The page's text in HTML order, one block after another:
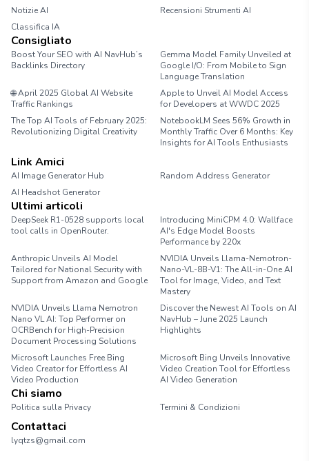
Notizie AI
Recensioni Strumenti AI
Classifica IA
Consigliato
Boost Your SEO with AI NavHub’s
Backlinks Directory
Gemma Model Family Unveiled at
Google I/O: From Mobile to Sign
Language Translation
🌐 April 2025 Global AI Website
Traffic Rankings
Apple to Unveil AI Model Access
for Developers at WWDC 2025
The Top AI Tools of February 2025:
Revolutionizing Digital Creativity
NotebookLM Sees 56% Growth in
Monthly Traffic Over 6 Months: Key
Insights for AI Tools Enthusiasts
Link Amici
AI Image Generator Hub
Random Address Generator
AI Headshot Generator
Ultimi articoli
DeepSeek R1-0528 supports local
tool calls in OpenRouter.
Introducing MiniCPM 4.0: Wallface
AI's Edge Model Boosts
Performance by 220x
Anthropic Unveils AI Model
Tailored for National Security with
Support from Amazon and Google
NVIDIA Unveils Llama-Nemotron-
Nano-VL-8B-V1: The All-in-One AI
Tool for Image, Video, and Text
Mastery
NVIDIA Unveils Llama Nemotron
Nano VL AI: Top Performer on
OCRBench for High-Precision
Document Processing Solutions
Discover the Newest AI Tools on AI
NavHub – June 2025 Launch
Highlights
Microsoft Launches Free Bing
Video Creator for Effortless AI
Video Production
Microsoft Bing Unveils Innovative
Video Creation Tool for Effortless
AI Video Generation
Chi siamo
Politica sulla Privacy Termini & Condizioni
Contattaci
lyqtzs@gmail.com